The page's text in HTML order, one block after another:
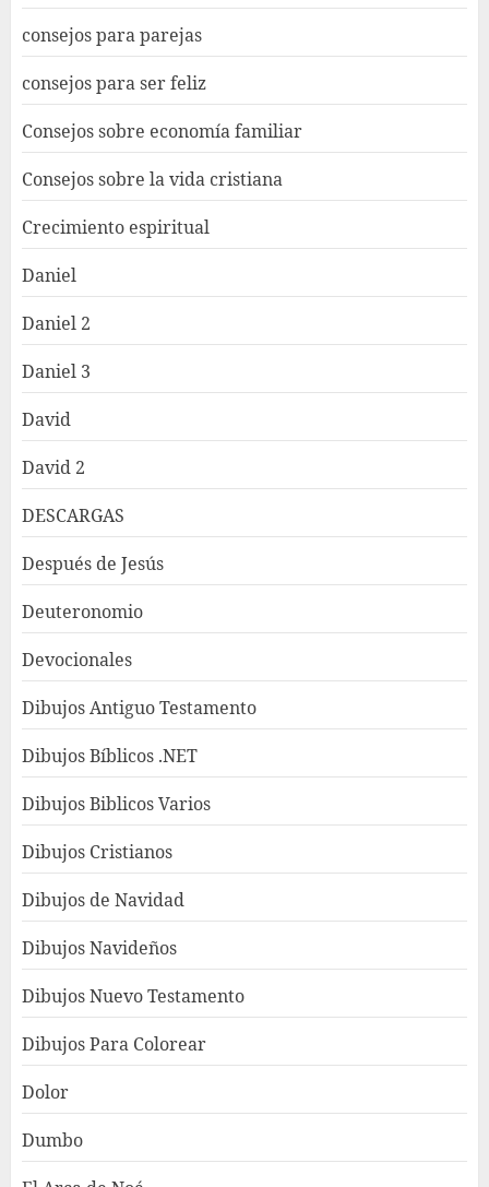
consejos para parejas
consejos para ser feliz
Consejos sobre economía familiar
Consejos sobre la vida cristiana
Crecimiento espiritual
Daniel
Daniel 2
Daniel 3
David
David 2
DESCARGAS
Después de Jesús
Deuteronomio
Devocionales
Dibujos Antiguo Testamento
Dibujos Bíblicos .NET
Dibujos Biblicos Varios
Dibujos Cristianos
Dibujos de Navidad
Dibujos Navideños
Dibujos Nuevo Testamento
Dibujos Para Colorear
Dolor
Dumbo